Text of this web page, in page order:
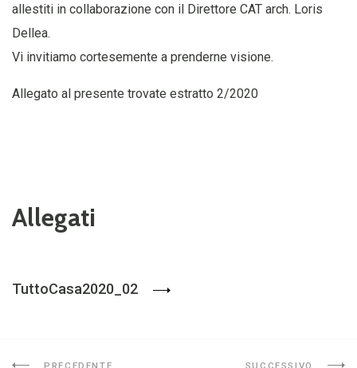
allestiti in collaborazione con il Direttore CAT arch. Loris
Dellea.
Vi invitiamo cortesemente a prenderne visione.
Allegato al presente trovate estratto 2/2020
Allegati
TuttoCasa2020_02
PRECEDENTE SUCCESSIVO